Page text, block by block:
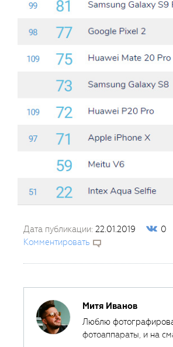
Дата публикации: 22.01.2019 0
Комментировать
Митя Иванов
Люблю
фотоаппараты, и на